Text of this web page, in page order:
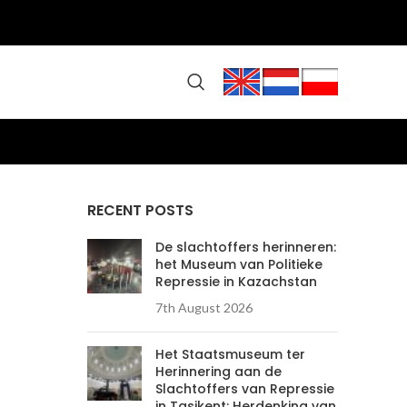
RECENT POSTS
De slachtoffers herinneren:
het Museum van Politieke
Repressie in Kazachstan
7th August 2026
Het Staatsmuseum ter
Herinnering aan de
Slachtoffers van Repressie